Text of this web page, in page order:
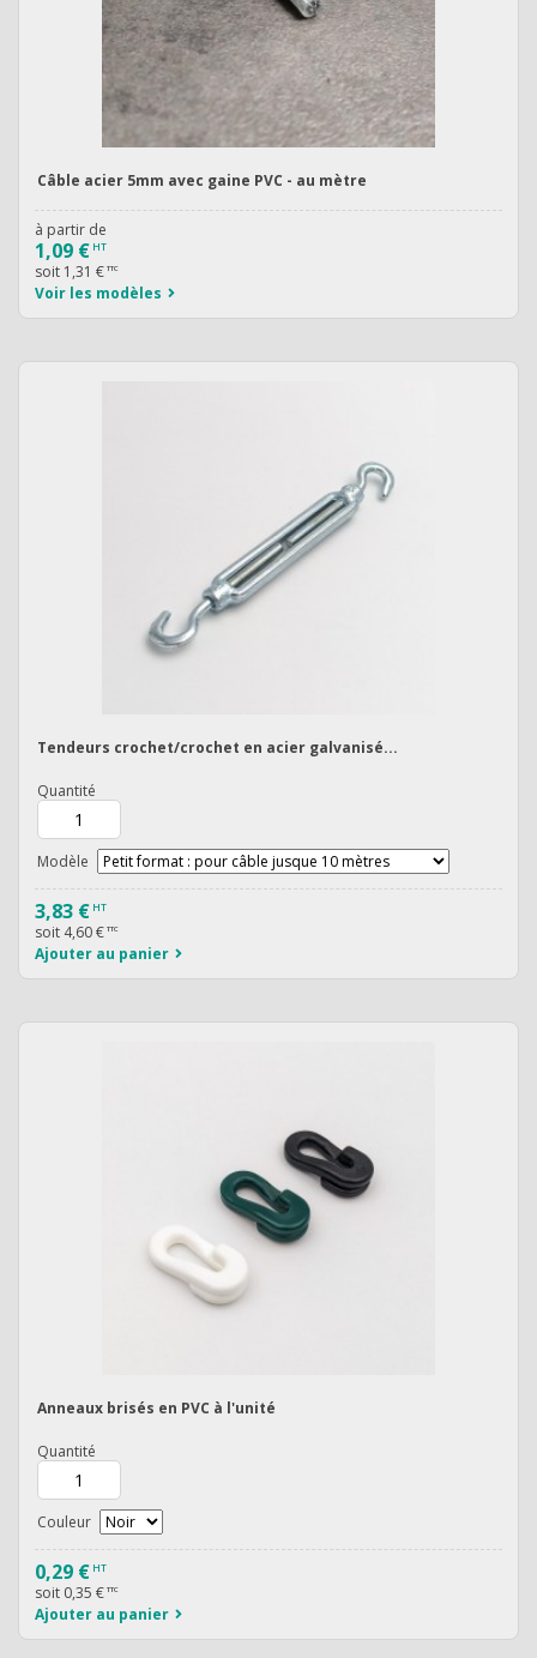
Câble acier 5mm avec gaine PVC - au mètre
à partir de
1,09 € HT
soit 1,31 € TTC
Voir les modèles
Tendeurs crochet/crochet en acier galvanisé...
Quantité
Modèle
3,83 € HT
soit 4,60 € TTC
Ajouter au panier
Anneaux brisés en PVC à l'unité
Quantité
Couleur
0,29 € HT
soit 0,35 € TTC
Ajouter au panier